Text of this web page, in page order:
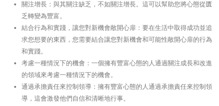
關注增長：與其關注缺乏，不如關注增長。這可以幫助您將心態從匱
乏轉變為豐富。
結合行為和實踐，讓您對新機會敞開心扉：要在生活中取得成功並追
求您想要的東西，您需要結合讓您對新機會和可能性敞開心扉的行為
和實踐。
考慮一種情況下的機會：一個擁有豐富心態的人通過關注成長和改進
的領域來考慮一種情況下的機會。
通過承擔責任來控制領導：擁有豐富心態的人通過承擔責任來控制領
導，這會激發他們自信和清晰地行事。